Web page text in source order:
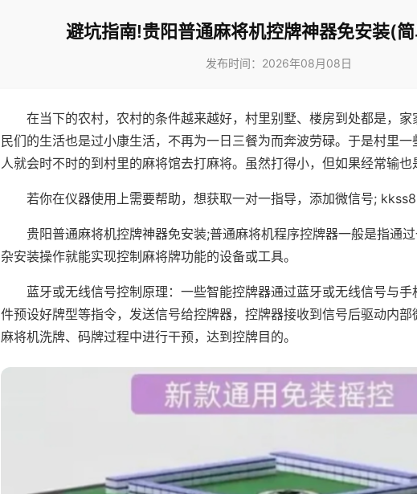
避坑指南!贵阳普通麻将机控牌神器免安装(
发布时间：2026年08月08日
在当下的农村，农村的条件越来越好，村里别墅、楼房到处都是，
民们的生活也是过小康生活，不再为一日三餐为而奔波劳碌。于是村里
人就会时不时的到村里的麻将馆去打麻将。虽然打得小，但如果经常输也
若你在仪器使用上需要帮助，想获取一对一指导，添加微信号;
贵阳普通麻将机控牌神器免安装;普通麻将机程序控牌器一般是指通
杂安装操作就能实现控制麻将牌功能的设备或工具。
蓝牙或无线信号控制原理：一些智能控牌器通过蓝牙或无线信号与
件预设好牌型等指令，发送信号给控牌器，控牌器接收到信号后驱动内
麻将机洗牌、码牌过程中进行干预，达到控牌目的。